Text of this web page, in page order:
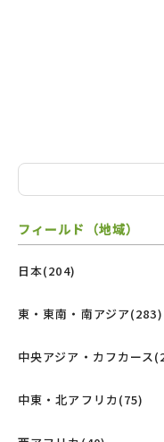
フィールド（地域）
日本(204)
東・東南・南アジア(283)
中央アジア・カフカース
中東・北アフリカ(75)